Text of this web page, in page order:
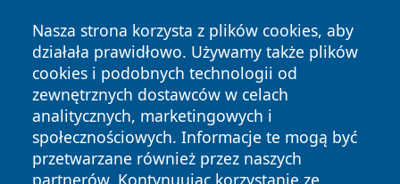
Nasza strona korzysta z plików cookies, aby
działała prawidłowo. Używamy także plików
cookies i podobnych technologii od
zewnętrznych dostawców w celach
analitycznych, marketingowych i
społecznościowych. Informacje te mogą być
przetwarzane również przez naszych
partnerów. Kontynuując korzystanie ze
Copyright © 2026 stargardlokalnie.pl Wszystkie prawa
zastrzeżone.